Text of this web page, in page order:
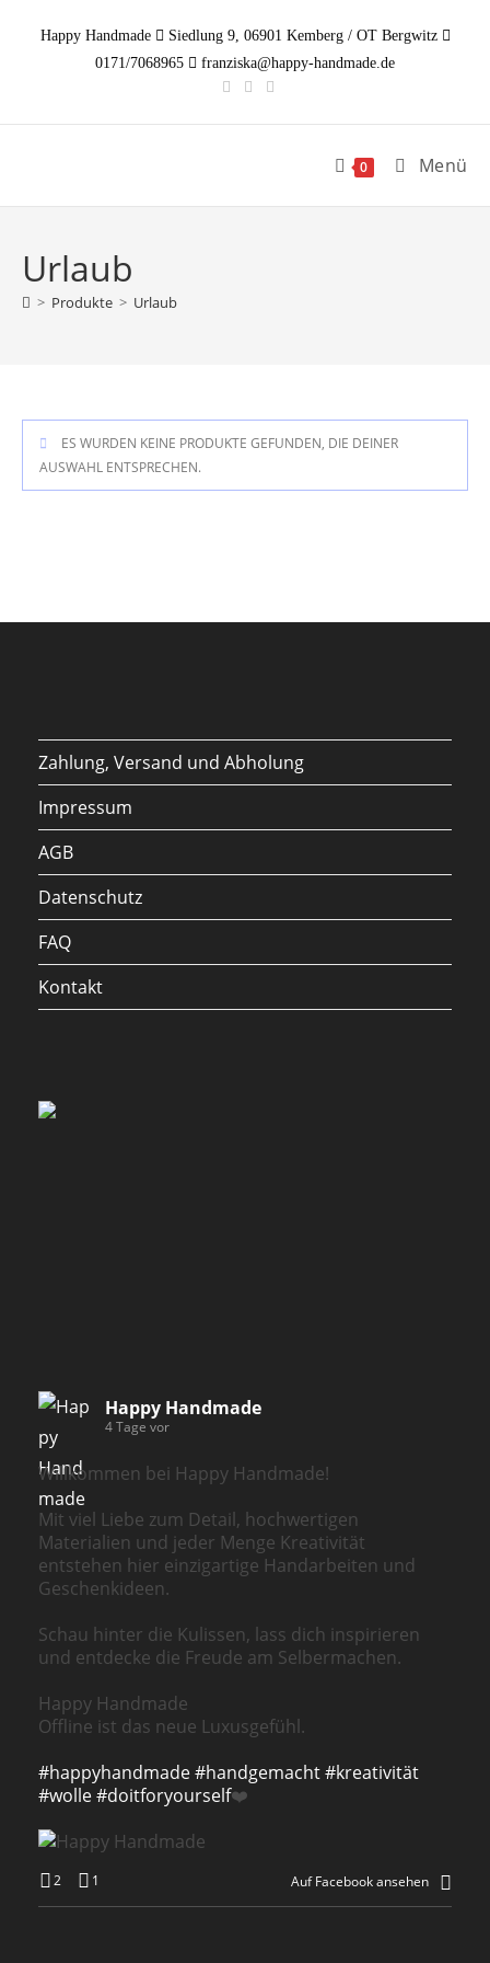
InhaltHappy Handmade
Siedlung 9, 06901 Kemberg / OT Bergwitz
0171/7068965
franziska@happy-handmade.de
0 Menü
Urlaub
> Produkte > Urlaub
ES WURDEN KEINE PRODUKTE GEFUNDEN, DIE DEINER
AUSWAHL ENTSPRECHEN.
Zahlung, Versand und Abholung
Impressum
AGB
Datenschutz
FAQ
Kontakt
Happy Handmade
4 Tage vor
Willkommen bei Happy Handmade!
Mit viel Liebe zum Detail, hochwertigen
Materialien und jeder Menge Kreativität
entstehen hier einzigartige Handarbeiten und
Geschenkideen.
Schau hinter die Kulissen, lass dich inspirieren
und entdecke die Freude am Selbermachen.
Happy Handmade
Offline ist das neue Luxusgefühl.
#happyhandmade#handgemacht#kreativität
#wolle#doitforyourself❤️
2 1 Auf Facebook ansehen